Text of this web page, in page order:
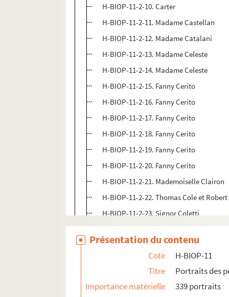
H-BIOP-11-2-10. Carter
H-BIOP-11-2-11. Madame Castellan
H-BIOP-11-2-12. Madame Catalani
H-BIOP-11-2-13. Madame Celeste
H-BIOP-11-2-14. Madame Celeste
H-BIOP-11-2-15. Fanny Cerito
H-BIOP-11-2-16. Fanny Cerito
H-BIOP-11-2-17. Fanny Cerito
H-BIOP-11-2-18. Fanny Cerito
H-BIOP-11-2-19. Fanny Cerito
H-BIOP-11-2-20. Fanny Cerito
H-BIOP-11-2-21. Mademoiselle Clairon
H-BIOP-11-2-22. Thomas Cole et
H-BIOP-11-2-23. Signor Coletti
H-BIOP-11-2-24. Domenico Conti
H-BIOP-11-2-25. Coquelin cadet
H-BIOP-11-2-26. Coquelin cadet
H-BIOP-11-2-27. Coquelin cadet
H-BIOP-11-2-28. Coquelin ainé
Présentation du contenu
Cote
H-BIOP-11
Titre
Portraits des
Importance matérielle
339 portraits